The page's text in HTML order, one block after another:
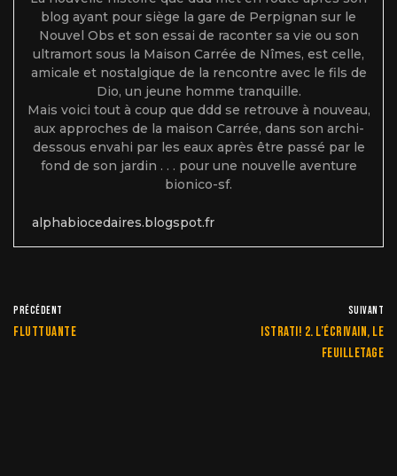
blog ayant pour siège la gare de Perpignan sur le
Nouvel Obs et son essai de raconter sa vie ou son
ultramort sous la Maison Carrée de Nîmes, est celle,
amicale et nostalgique de la rencontre avec le fils de
Dio, un jeune homme tranquille.
Mais voici tout à coup que ddd se retrouve à nouveau,
aux approches de la maison Carrée, dans son archi-
dessous envahi par les eaux après être passé par le
fond de son jardin . . . pour une nouvelle aventure
bionico-sf.
alphabiocedaires.blogspot.fr
PRÉCÉDENT
Fluttuante
SUIVANT
Istrati! 2. L’écrivain, le
feuilletage